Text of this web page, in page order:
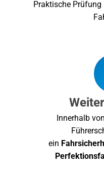
Praktische
Innerhalb
ein